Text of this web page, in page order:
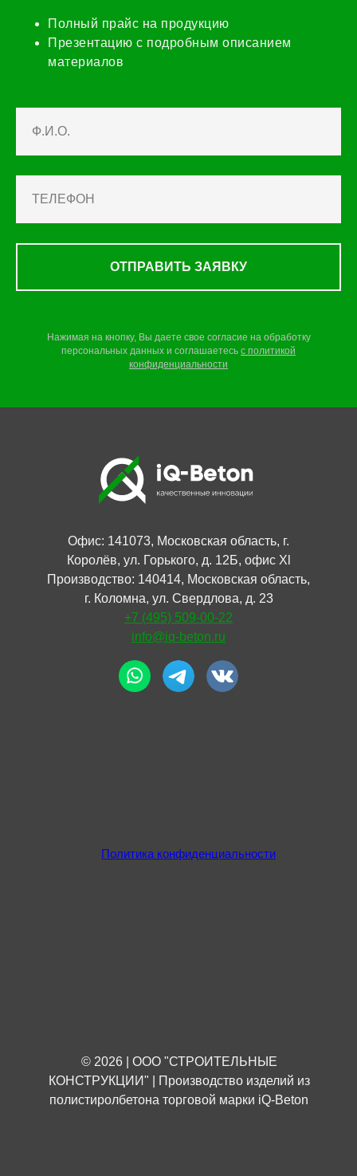
Полный прайс на продукцию
Презентацию с подробным описанием
материалов
ОТПРАВИТЬ ЗАЯВКУ
Нажимая на кнопку, Вы даете свое согласие на обработку
персональных данных и соглашаетесь c политикой
конфиденциальности
Офис: 141073, Московская область, г.
Королёв, ул. Горького, д. 12Б, офис Xl
Производство: 140414, Московская область,
г. Коломна, ул. Свердлова, д. 23
+7 (495) 509-00-22
info@iq-beton.ru
© 2026 | ООО "СТРОИТЕЛЬНЫЕ
КОНСТРУКЦИИ" | Производство изделий из
полистиролбетона торговой марки iQ-Beton
Политика конфиденциальности